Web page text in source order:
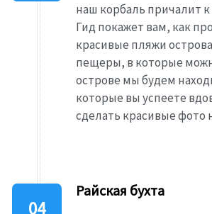
наш корбаль причалит к
Гид покажет вам, как
красивые пляжи
пещеры, в которые
острове мы будем
которые вы успеете
сделать красивые фото
Райская бухта